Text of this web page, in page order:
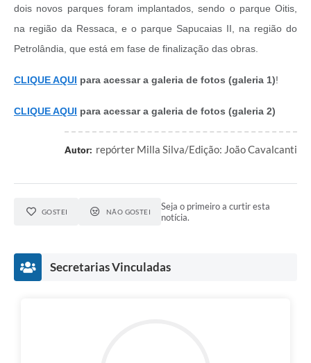
dois novos parques foram implantados, sendo o parque Oitis,
na região da Ressaca, e o parque Sapucaias II, na região do
Petrolândia, que está em fase de finalização das obras.
CLIQUE AQUI para acessar a galeria de fotos (galeria 1)!
CLIQUE AQUI para acessar a galeria de fotos (galeria 2)
Autor: repórter Milla Silva/Edição: João Cavalcanti
GOSTEI NÃO GOSTEI
Seja o primeiro a curtir esta
notícia.
Secretarias Vinculadas